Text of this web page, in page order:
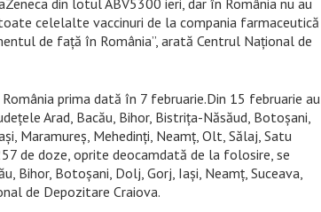
din lotul ABV5300 ieri, dar în România nu au
celelalte vaccinuri de la compania farmaceutică
de față în România”, arată Centrul Național de
prima dată în 7 februarie.Din 15 februarie au
Arad, Bacău, Bihor, Bistrița-Năsăud, Botoșani,
Maramureș, Mehedinți, Neamț, Olt, Sălaj, Satu
de doze, oprite deocamdată de la folosire, se
Bihor, Botoșani, Dolj, Gorj, Iași, Neamț, Suceava,
de Depozitare Craiova.